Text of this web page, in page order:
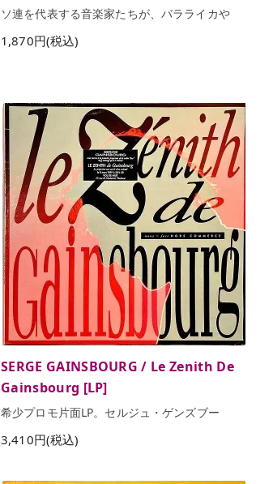
ソ連を代表する音楽家たちが、バラライカや
1,870円(税込)
SERGE GAINSBOURG / Le Zenith De
Gainsbourg [LP]
希少プロモ片面LP。セルジュ・ゲンズブー
3,410円(税込)